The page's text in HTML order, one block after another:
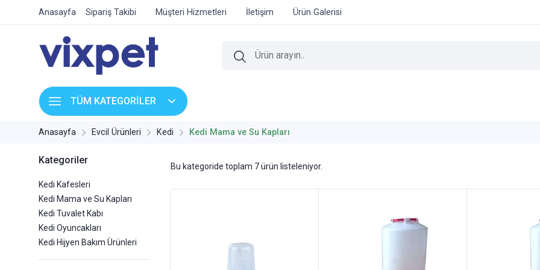
Anasayfa Sipariş Takibi Müşteri Hizmetleri İletişim Ürün Galerisi
TÜM KATEGORİLER
Anasayfa Evcil Ürünleri Kedi Kedi Mama ve Su Kapları
Kategoriler
Kedi Kafesleri
Kedi Mama ve Su Kapları
Kedi Tuvalet Kabı
Kedi Oyuncakları
Kedi Hijyen Bakım Ürünleri
Bu kategoride toplam 7ürün listeleniyor.